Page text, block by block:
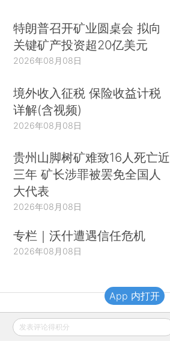
特朗普召开矿业圆桌会 拟向
关键矿产投资超20亿美元
2026年08月08日
境外收入征税 保险收益计税
详解(含视频)
2026年08月08日
贵州山脚树矿难致16人死亡近
三年 矿长涉罪被罢免全国人
大代表
2026年08月08日
专栏｜沃什遭遇信任危机
2026年08月08日
财新移动
发表评论得积分
App 内打开